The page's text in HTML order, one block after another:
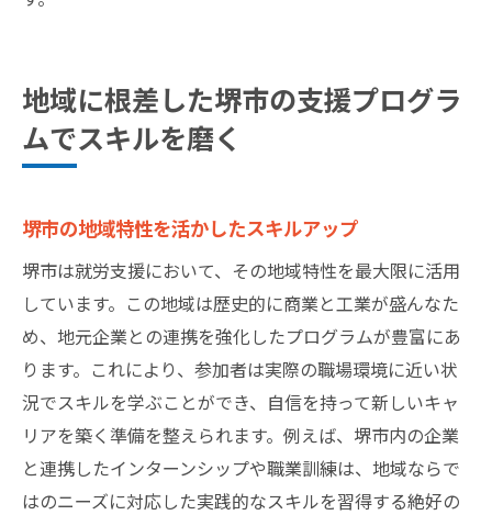
地域に根差した堺市の支援プログラ
ムでスキルを磨く
堺市の地域特性を活かしたスキルアップ
堺市は就労支援において、その地域特性を最大限に活用
しています。この地域は歴史的に商業と工業が盛んなた
め、地元企業との連携を強化したプログラムが豊富にあ
ります。これにより、参加者は実際の職場環境に近い状
況でスキルを学ぶことができ、自信を持って新しいキャ
リアを築く準備を整えられます。例えば、堺市内の企業
と連携したインターンシップや職業訓練は、地域ならで
はのニーズに対応した実践的なスキルを習得する絶好の